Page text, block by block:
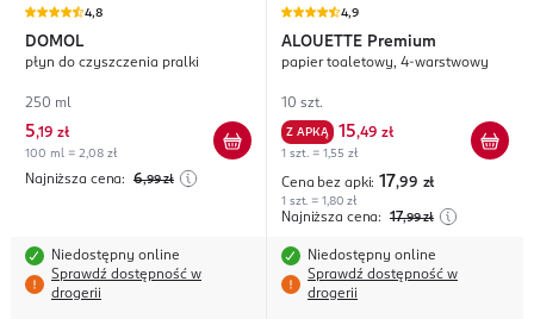
4,8
DOMOL
płyn do czyszczenia pralki
250 ml
5,19 zł
100 ml = 2,08 zł
Najniższa cena: 6,99 zł
Niedostępny online
Sprawdź dostępność w
drogerii
4,9
ALOUETTE Premium
papier toaletowy, 4-warstwowy
10 szt.
Z APKĄ 15,49 zł
1 szt. = 1,55 zł
Cena bez apki: 17,99 zł
1 szt. = 1,80 zł
Najniższa cena: 17,99 zł
Niedostępny online
Sprawdź dostępność w
drogerii